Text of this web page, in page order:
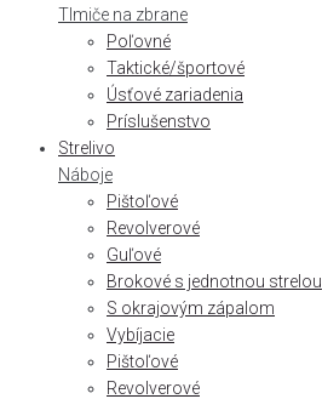
Tlmiče na zbrane
Poľovné
Taktické/športové
Úsťové zariadenia
Príslušenstvo
Strelivo
Náboje
Pištoľové
Revolverové
Guľové
Brokové s jednotnou strelou
S okrajovým zápalom
Vybíjacie
Pištoľové
Revolverové